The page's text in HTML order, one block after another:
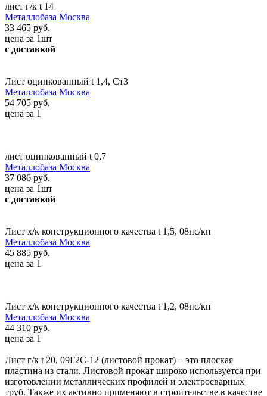
лист г/к t 14
Металлобаза Москва
33 465 руб.
цена за 1шт
с доставкой
Лист оцинкованный t 1,4, Ст3
Металлобаза Москва
54 705 руб.
цена за 1
лист оцинкованный t 0,7
Металлобаза Москва
37 086 руб.
цена за 1шт
с доставкой
Лист х/к конструкционного качества t 1,5, 08пс/кп
Металлобаза Москва
45 885 руб.
цена за 1
Лист х/к конструкционного качества t 1,2, 08пс/кп
Металлобаза Москва
44 310 руб.
цена за 1
Лист г/к t 20, 09Г2С-12 (листовой прокат) – это плоская
пластина из стали. Листовой прокат широко используется при
изготовлении металлических профилей и электросварных
труб. Также их активно применяют в строительстве в качестве